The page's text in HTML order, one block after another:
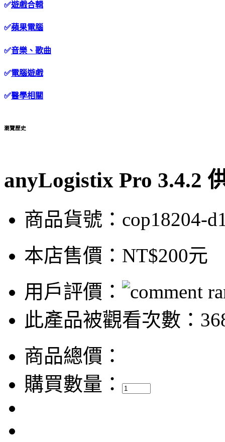
✅遊戲合輯
✅蘋果電腦
✅音樂、歌曲
✅電腦遊戲
✅醫學相關
瀏覽歷史
anyLogistix Pro 3.4.2
商品貨號：cop18204-
本店售價： NT$200元
用戶評價：
此產品被觀看次數：
商品總價：
購買數量：